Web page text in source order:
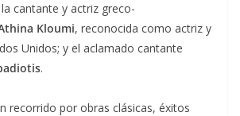
cantante y actriz greco-
Kloumi, reconocida como actriz y
Unidos; y el aclamado cantante
.
recorrido por obras clásicas, éxitos